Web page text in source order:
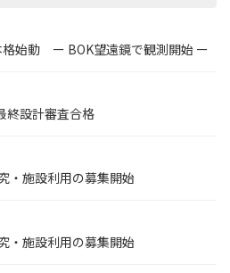
格始動 ー BOK望遠鏡で観測開始 ー
終設計審査合格
施設利用の募集開始
施設利用の募集開始